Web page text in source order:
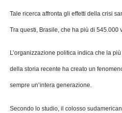
Tale ricerca affronta gli effetti della crisi
Tra questi, Brasile, che ha più di 545.000
L’organizzazione politica indica che la
della storia recente ha creato un
sempre un’intera generazione.
Secondo lo studio, il colosso